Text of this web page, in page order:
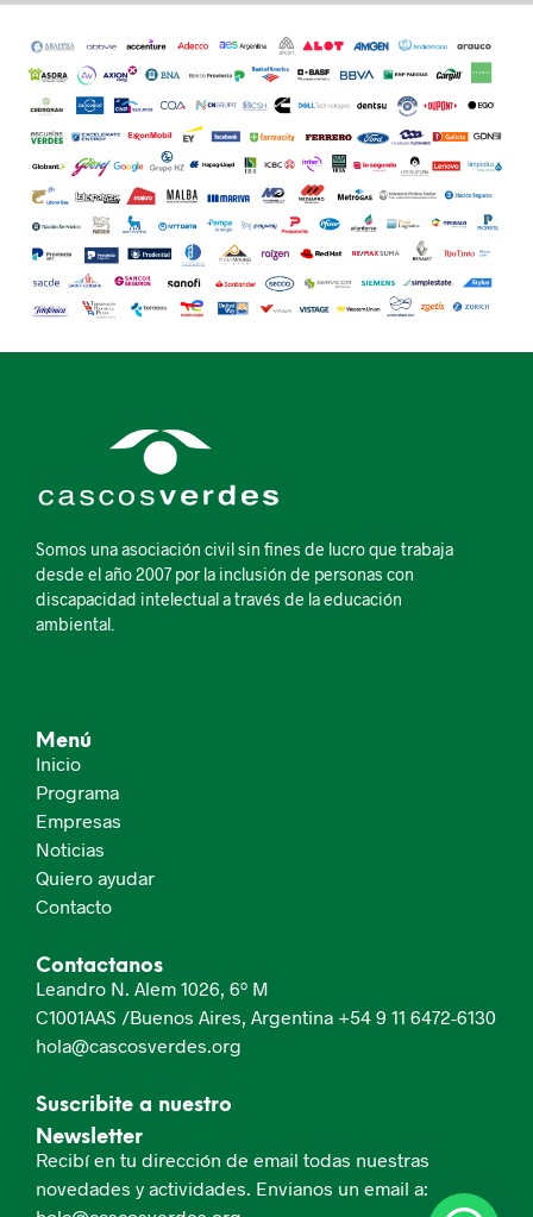
Somos una asociación civil sin fines de lucro que trabaja
desde el año 2007 por la inclusión de personas con
discapacidad intelectual a través de la educación
ambiental.
Menú
Inicio
Programa
Empresas
Noticias
Quiero ayudar
Contacto
Contactanos
Leandro N. Alem 1026, 6º M
C1001AAS /Buenos Aires, Argentina +54 9 11 6472-6130
hola@cascosverdes.org
Suscribite a nuestro
Newsletter
Recibí en tu dirección de email todas nuestras
novedades y actividades. Envianos un email a: